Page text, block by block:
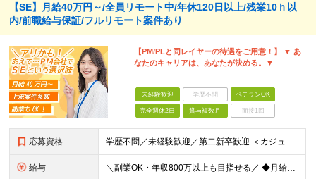
【SE】月給40万円～/全員リモート中/年休120日以上/残業10ｈ以
内/前職給与保証/フルリモート案件あり
【PM/PLと同レイヤーの待遇をご用意！】 ▼ あ
なたのキャリアは、あなたが決める。▼
未経験歓迎 学歴不問 ベテランOK
完全週休2日 賞与複数月 面接1回
応募資格 学歴不問／未経験歓迎／第二新卒歓迎 ＜カジュアル面談実施中！＞ 事前準備は一切不要。 画面オフのカジュアル面談も歓迎です。 「今の現場、ちょっとレガシーで先が見えなくて…」 「市場価値を上げたいん
給与 ＼副業OK・年収800万以上も目指せる／ ◆月給40万円～70万円＋賞与年2回 ※経験・年齢・能力を考慮の上、当社規定により優遇いたします ※試用期間1ヶ月あり、待遇等に差異なし ※残業代別途全額支給